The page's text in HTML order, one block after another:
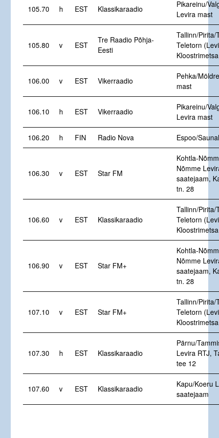
105.70 h EST Klassikaraadio
Pikareinu/
Levira mast
105.80 v EST
Tre Raadio Põhja-
Eesti
Tallinn/Pirita/
Teletorn
106.00 v EST Vikerraadio
Pehka/
mast
106.10 h EST Vikerraadio
Pikareinu/
Levira mast
106.20 h FIN Radio Nova Espoo/
106.30 v EST Star FM
Kohtla-
Nõmme
saatejaam,
tn. 28
106.60 v EST Klassikaraadio
Tallinn/Pirita/
Teletorn
106.90 v EST Star FM+
Kohtla-
Nõmme
saatejaam,
tn. 28
107.10 v EST Star FM+
Tallinn/Pirita/
Teletorn
107.30 h EST Klassikaraadio
Pärnu/
Levira RTJ,
tee 12
107.60 v EST Klassikaraadio
Kapu/Koeru
saatejaam